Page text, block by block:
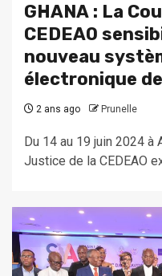
GHANA : La
CEDEAO
nouveau
électronique
2 ans ago Prunelle
Du 14 au 19 juin 2024 à
Justice de la CEDEAO